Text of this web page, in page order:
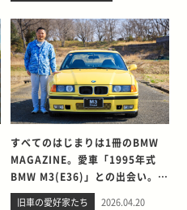
すべてのはじまりは1冊のBMW
MAGAZINE。愛車「1995年式
BMW M3(E36)」との出会い。そ
して別れを考える
旧車の愛好家たち 2026.04.20